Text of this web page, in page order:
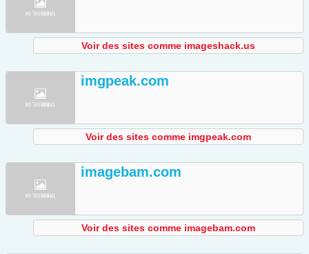
Voir des sites comme imageshack.us
imgpeak.com
Voir des sites comme imgpeak.com
imagebam.com
Voir des sites comme imagebam.com